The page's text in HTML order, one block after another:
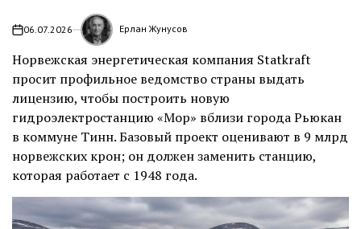
06.07.2026 Ерлан Жунусов
Норвежская энергетическая компания Statkraft
просит профильное ведомство страны выдать
лицензию, чтобы построить новую
гидроэлектростанцию «Мор» вблизи города Рьюкан
в коммуне Тинн. Базовый проект оценивают в 9 млрд
норвежских крон; он должен заменить станцию,
которая работает с 1948 года.